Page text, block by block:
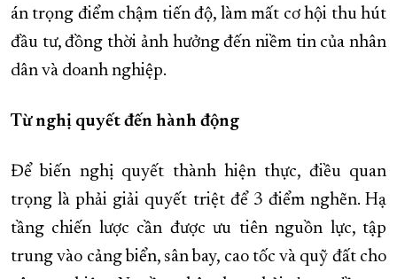
án trọng điểm chậm tiến độ, làm mất cơ hội thu hút
đầu tư, đồng thời ảnh hưởng đến niềm tin của nhân
dân và doanh nghiệp.
Từ nghị quyết đến hành động
Để biến nghị quyết thành hiện thực, điều quan
trọng là phải giải quyết triệt để 3 điểm nghẽn. Hạ
tầng chiến lược cần được ưu tiên nguồn lực, tập
trung vào cảng biển, sân bay, cao tốc và quỹ đất cho